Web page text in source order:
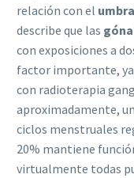
relación con el
describe que las
con exposiciones a
factor importante, ya
con radioterapia
aproximadamente,
ciclos menstruales
20% mantiene
virtualmente todas